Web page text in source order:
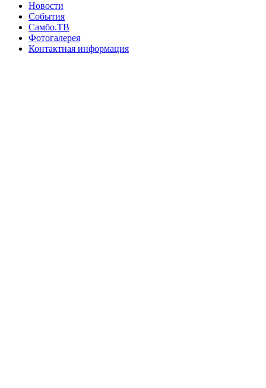
Новости
События
Самбо.ТВ
Фотогалерея
Контактная информация